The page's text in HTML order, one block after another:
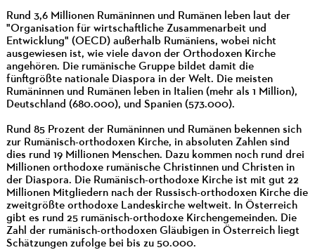
Rund 3,6 Millionen Rumäninnen und Rumänen leben laut der
"Organisation für wirtschaftliche Zusammenarbeit und
Entwicklung" (OECD) außerhalb Rumäniens, wobei nicht
ausgewiesen ist, wie viele davon der Orthodoxen Kirche
angehören. Die rumänische Gruppe bildet damit die
fünftgrößte nationale Diaspora in der Welt. Die meisten
Rumäninnen und Rumänen leben in Italien (mehr als 1 Million),
Deutschland (680.000), und Spanien (573.000).
Rund 85 Prozent der Rumäninnen und Rumänen bekennen sich
zur Rumänisch-orthodoxen Kirche, in absoluten Zahlen sind
dies rund 19 Millionen Menschen. Dazu kommen noch rund drei
Millionen orthodoxe rumänische Christinnen und Christen in
der Diaspora. Die Rumänisch-orthodoxe Kirche ist mit gut 22
Millionen Mitgliedern nach der Russisch-orthodoxen Kirche die
zweitgrößte orthodoxe Landeskirche weltweit. In Österreich
gibt es rund 25 rumänisch-orthodoxe Kirchengemeinden. Die
Zahl der rumänisch-orthodoxen Gläubigen in Österreich liegt
Schätzungen zufolge bei bis zu 50.000.